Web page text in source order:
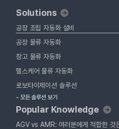
Solutions
공장 조립 자동화 설비
공장 물류 자동화
창고 물류 자동화
헬스케어 물류 자동화
로보타이제이션 솔루션
- 모든 솔루션 보기
Popular Knowledge
AGV vs AMR: 여러분에게 적합한 것